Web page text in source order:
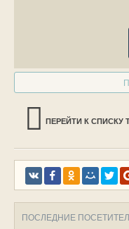
ПЕРЕЙТИ К СПИСКУ
ПОСЛЕДНИЕ